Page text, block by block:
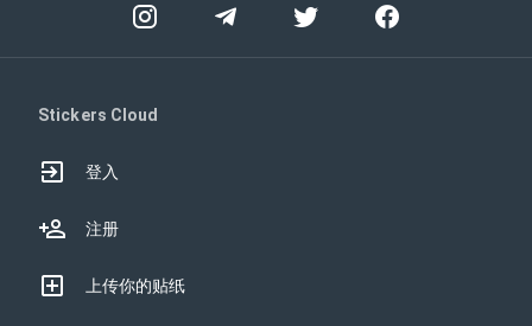
Stickers Cloud
登入
注册
上传你的贴纸